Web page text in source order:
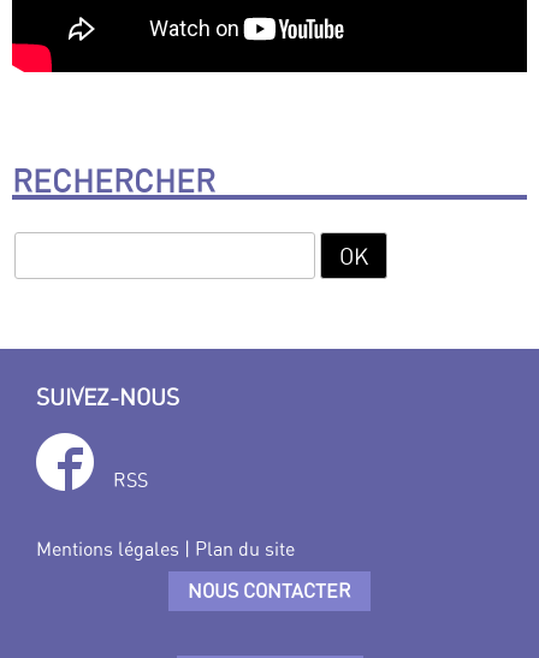
RECHERCHER
SUIVEZ-NOUS
RSS
Mentions légales | Plan du site
NOUS CONTACTER